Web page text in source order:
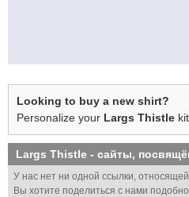
Looking to buy a new shirt?
Personalize your Largs Thistle
Largs Thistle - сайты,
У нас нет ни одной ссылки,
Вы хотите поделиться с нами